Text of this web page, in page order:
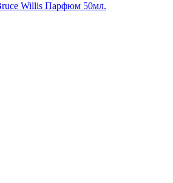
Willis Парфюм 50мл.